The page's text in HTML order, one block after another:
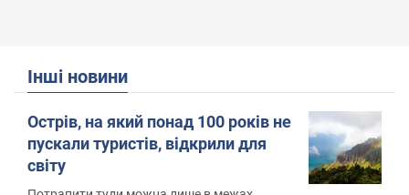
Інші новини
Острів, на який понад 100 років не
пускали туристів, відкрили для
світу